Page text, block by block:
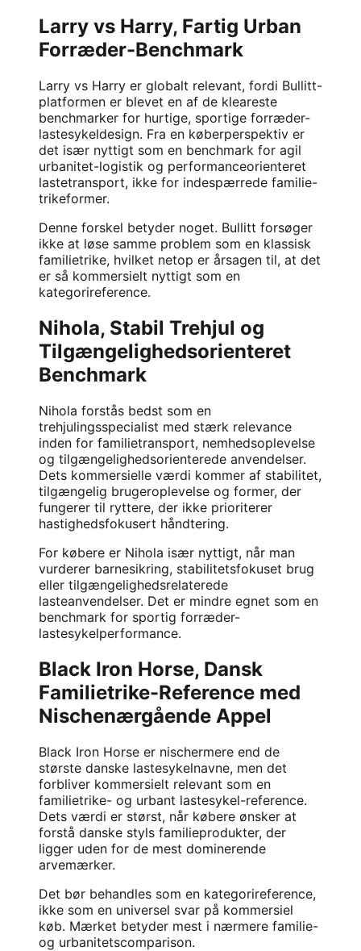
Larry vs Harry, Fartig Urban
Forræder-Benchmark
Larry vs Harry er globalt relevant, fordi Bullitt-
platformen er blevet en af de kleareste
benchmarker for hurtige, sportige forræder-
lastesykeldesign. Fra en køberperspektiv er
det især nyttigt som en benchmark for agil
urbanitet-logistik og performanceorienteret
lastetransport, ikke for indespærrede familie-
trikeformer.
Denne forskel betyder noget. Bullitt forsøger
ikke at løse samme problem som en klassisk
familietrike, hvilket netop er årsagen til, at det
er så kommersielt nyttigt som en
kategorireference.
Nihola, Stabil Trehjul og
Tilgængelighedsorienteret
Benchmark
Nihola forstås bedst som en
trehjulingsspecialist med stærk relevance
inden for familietransport, nemhedsoplevelse
og tilgængelighedsorienterede anvendelser.
Dets kommersielle værdi kommer af stabilitet,
tilgængelig brugeroplevelse og former, der
fungerer til ryttere, der ikke prioriterer
hastighedsfokusert håndtering.
For købere er Nihola især nyttigt, når man
vurderer barnesikring, stabilitetsfokuset brug
eller tilgængelighedsrelaterede
lasteanvendelser. Det er mindre egnet som en
benchmark for sportig forræder-
lastesykelperformance.
Black Iron Horse, Dansk
Familietrike-Reference med
Nischenærgående Appel
Black Iron Horse er nischermere end de
største danske lastesykelnavne, men det
forbliver kommersielt relevant som en
familietrike- og urbant lastesykel-reference.
Dets værdi er størst, når købere ønsker at
forstå danske styls familieprodukter, der
ligger uden for de mest dominerende
arvemærker.
Det bør behandles som en kategorireference,
ikke som en universel svar på kommersiel
køb. Mærket betyder mest i nærmere familie-
og urbanitetscomparison.